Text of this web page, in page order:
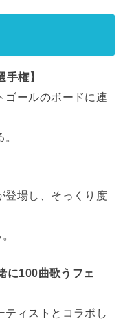
権】
ゴールのボードに連
登場し、そっくり度
に100曲歌うフェ
ティストとコラボし